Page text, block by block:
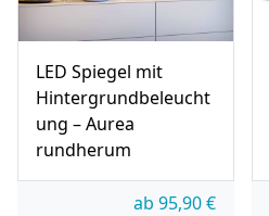
LED Spiegel mit
Hintergrundbeleucht
ung – Aurea
rundherum
ab 95,90€